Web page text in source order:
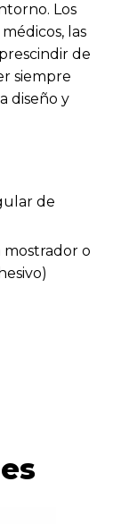
Los
las
de
siempre
diseño y
de
o